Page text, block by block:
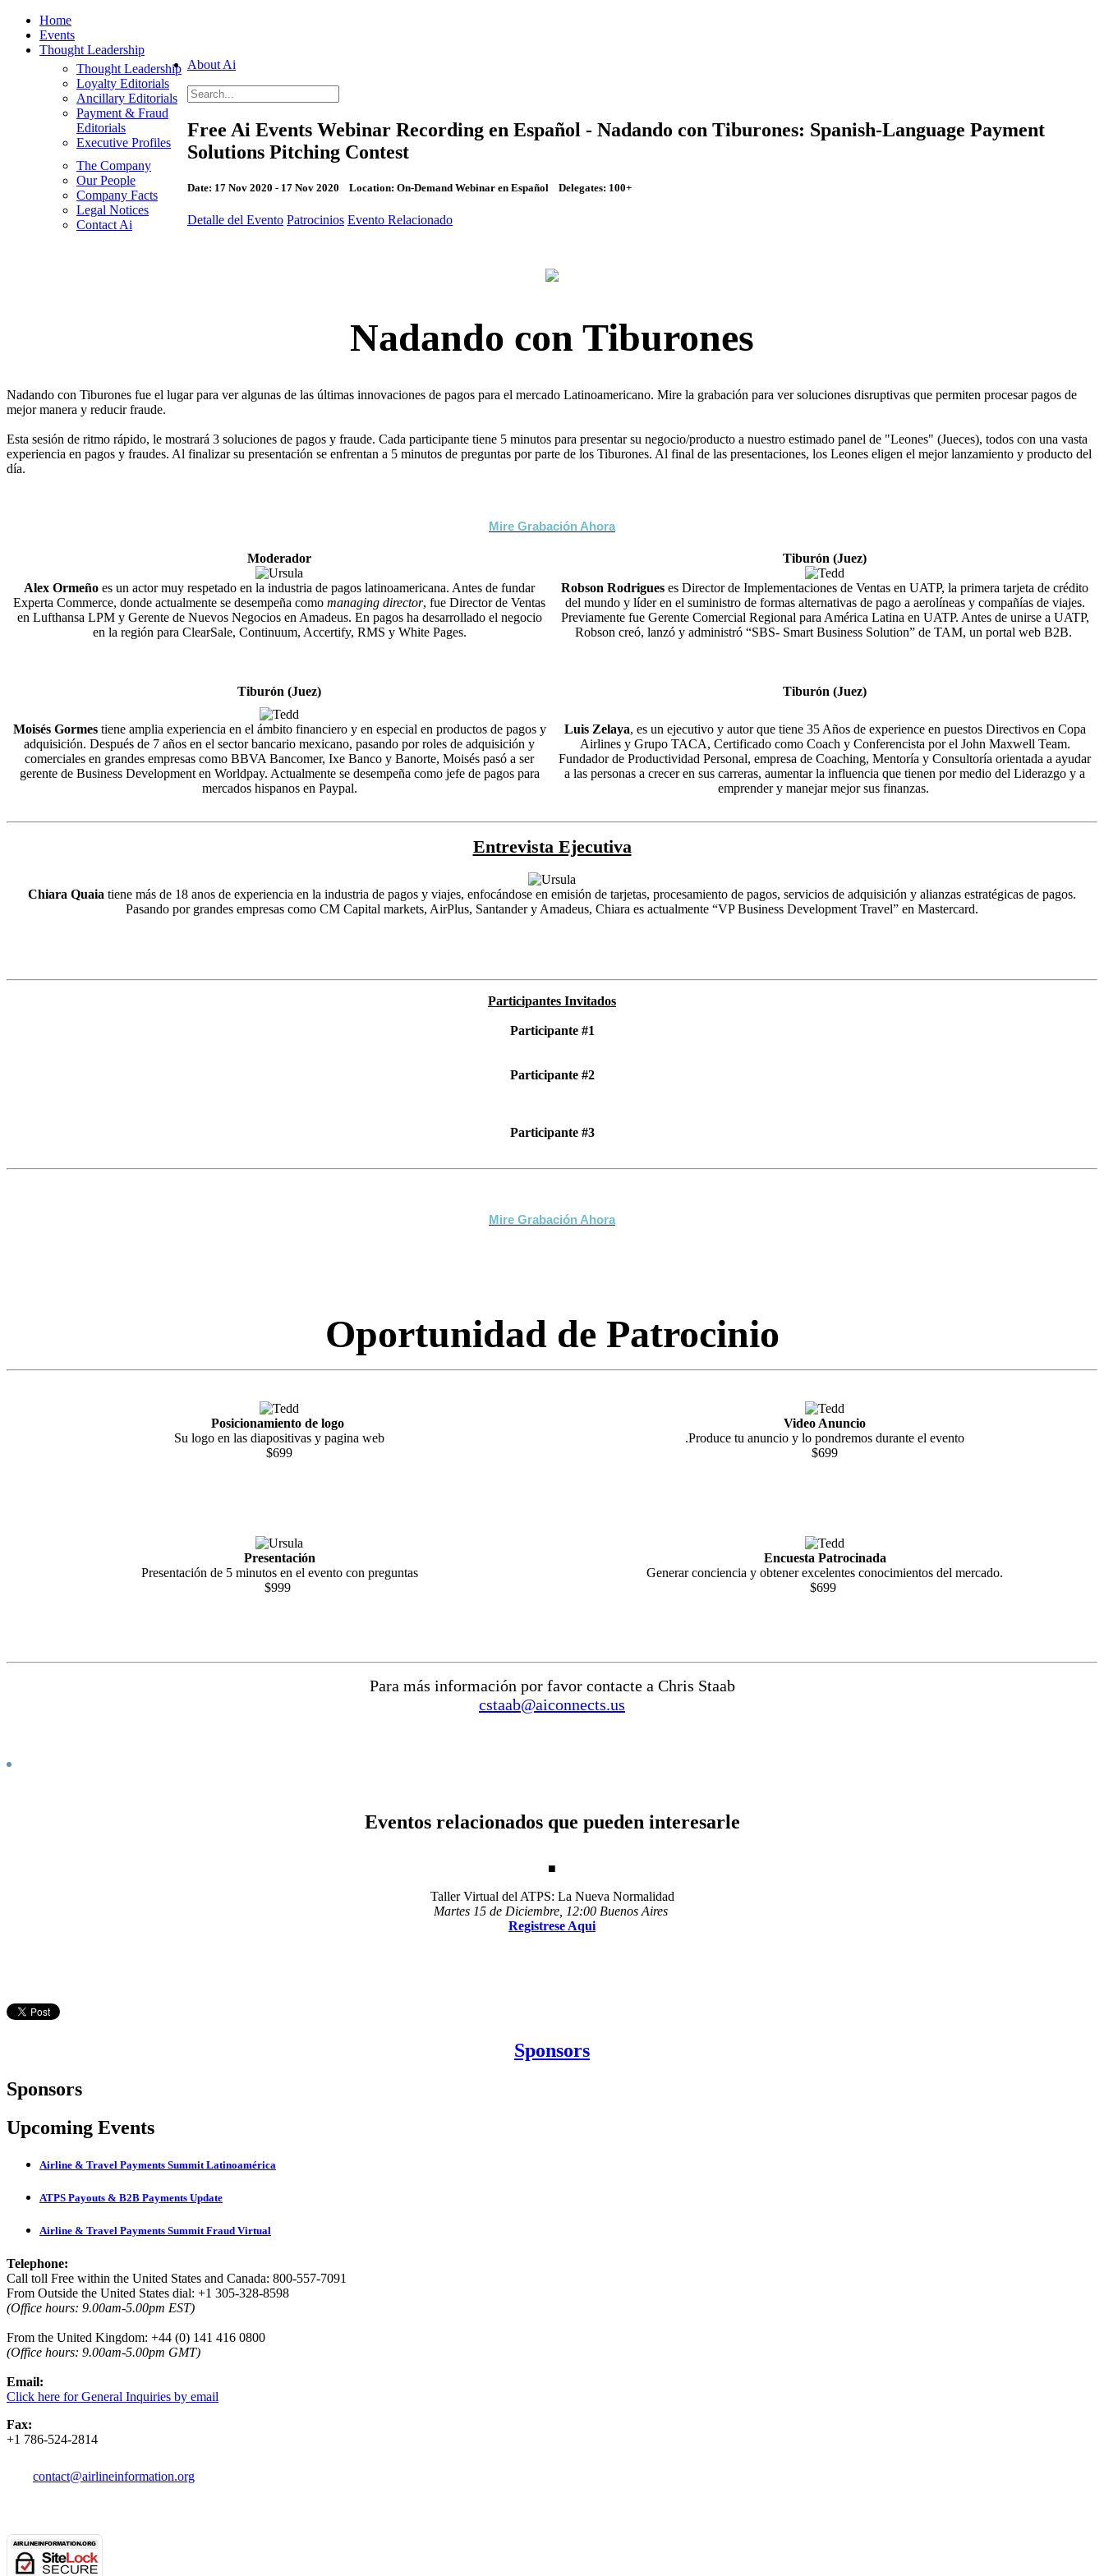
Home
Events
Thought Leadership
Thought Leadership
Loyalty Editorials
Ancillary Editorials
Payment & Fraud
Editorials
Executive Profiles
About Ai
The Company
Our People
Company Facts
Legal Notices
Contact Ai
Free Ai Events Webinar Recording en Español - Nadando con Tiburones: Spanish-Language Payment
Solutions Pitching Contest
Date: 17 Nov 2020 - 17 Nov 2020 Location: On-Demand Webinar en Español Delegates: 100+
Detalle del Evento Patrocinios Evento Relacionado
Nadando con Tiburones
Nadando con Tiburones fue el lugar para ver algunas de las últimas innovaciones de pagos para el mercado Latinoamericano. Mire la grabación para ver soluciones disruptivas que permiten procesar pagos de
mejor manera y reducir fraude.
Esta sesión de ritmo rápido, le mostrará 3 soluciones de pagos y fraude. Cada participante tiene 5 minutos para presentar su negocio/producto a nuestro estimado panel de "Leones" (Jueces), todos con una vasta
experiencia en pagos y fraudes. Al finalizar su presentación se enfrentan a 5 minutos de preguntas por parte de los Tiburones. Al final de las presentaciones, los Leones eligen el mejor lanzamiento y producto del
día.
Mire Grabación Ahora
Moderador
Alex Ormeño es un actor muy respetado en la industria de pagos latinoamericana. Antes de fundar
Experta Commerce, donde actualmente se desempeña como managing director, fue Director de Ventas
en Lufthansa LPM y Gerente de Nuevos Negocios en Amadeus. En pagos ha desarrollado el negocio
en la región para ClearSale, Continuum, Accertify, RMS y White Pages.
Tiburón (Juez)
Tiburón (Juez)
Robson Rodrigues es Director de Implementaciones de Ventas en UATP, la primera tarjeta de crédito
del mundo y líder en el suministro de formas alternativas de pago a aerolíneas y compañías de viajes.
Previamente fue Gerente Comercial Regional para América Latina en UATP. Antes de unirse a UATP,
Robson creó, lanzó y administró “SBS- Smart Business Solution” de TAM, un portal web B2B.
Tiburón (Juez)
Moisés Gormestiene amplia experiencia en el ámbito financiero y en especial en productos de pagos y
adquisición. Después de 7 años en el sector bancario mexicano, pasando por roles de adquisición y
comerciales en grandes empresas como BBVA Bancomer, Ixe Banco y Banorte, Moisés pasó a ser
gerente de Business Development en Worldpay. Actualmente se desempeña como jefe de pagos para
mercados hispanos en Paypal.
Luis Zelaya, es un ejecutivo y autor que tiene 35 Años de experience en puestos Directivos en Copa
Airlines y Grupo TACA, Certificado como Coach y Conferencista por el John Maxwell Team.
Fundador de Productividad Personal, empresa de Coaching, Mentoría y Consultoría orientada a ayudar
a las personas a crecer en sus carreras, aumentar la influencia que tienen por medio del Liderazgo y a
emprender y manejar mejor sus finanzas.
Entrevista Ejecutiva
Chiara Quaia tiene más de 18 anos de experiencia en la industria de pagos y viajes, enfocándose en emisión de tarjetas, procesamiento de pagos, servicios de adquisición y alianzas estratégicas de pagos.
Pasando por grandes empresas como CM Capital markets, AirPlus, Santander y Amadeus, Chiara es actualmente “VP Business Development Travel” en Mastercard.
Participantes Invitados
Participante #1
Participante #2
Participante#3
Mire Grabación Ahora
Oportunidad de Patrocinio
Posicionamiento de logo
Su logo en las diapositivas y pagina web
$699
Video Anuncio
.Produce tu anuncio y lo pondremos durante el evento
$699
Presentación
Presentación de 5 minutos en el evento con preguntas
$999
Encuesta Patrocinada
Generar conciencia y obtener excelentes conocimientos del mercado.
$699
Para más información por favor contacte a Chris Staab
cstaab@aiconnects.us
Eventos relacionados que pueden interesarle
■
Taller Virtual del ATPS: La Nueva Normalidad
Martes 15 de Diciembre, 12:00 Buenos Aires
Registrese Aqui
Sponsors
Sponsors
Upcoming Events
Airline & Travel Payments Summit Latinoamérica
ATPS Payouts & B2B Payments Update
Airline & Travel Payments Summit Fraud Virtual
Telephone:
Call toll Free within the United States and Canada: 800-557-7091
From Outside the United States dial: +1 305-328-8598
(Office hours: 9.00am-5.00pm EST)
From the United Kingdom: +44 (0) 141 416 0800
(Office hours: 9.00am-5.00pm GMT)
Email:
Click here for General Inquiries by email
Fax:
+1 786-524-2814
contact@airlineinformation.org